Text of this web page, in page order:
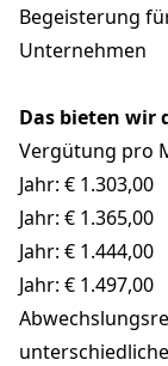
Begeisterung
Unternehmen
Das bieten wir
Vergütung pro
Jahr: € 1.303,00
Jahr: € 1.365,00
Jahr: € 1.444,00
Jahr: € 1.497,00